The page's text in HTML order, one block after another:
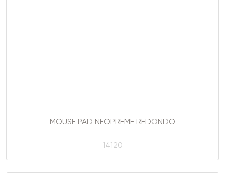
MOUSE PAD NEOPREME REDONDO
14120